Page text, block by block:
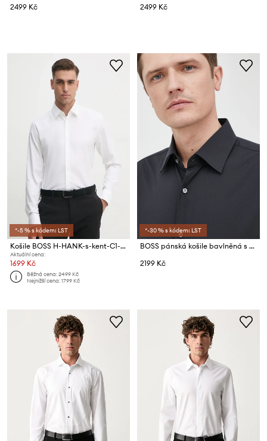
2499 Kč 2499 Kč
*-5 % s kódem: LST
Košile BOSS H-HANK-s-kent-C1-232
Aktuální cena:
1699 Kč
Běžná cena:2499 Kč
Nejnižší cena:1799 Kč
*-30 % s kódem: LST
BOSS pánská košile bavlněná s elastanem H-HANK-kent-C1-214
2199 Kč